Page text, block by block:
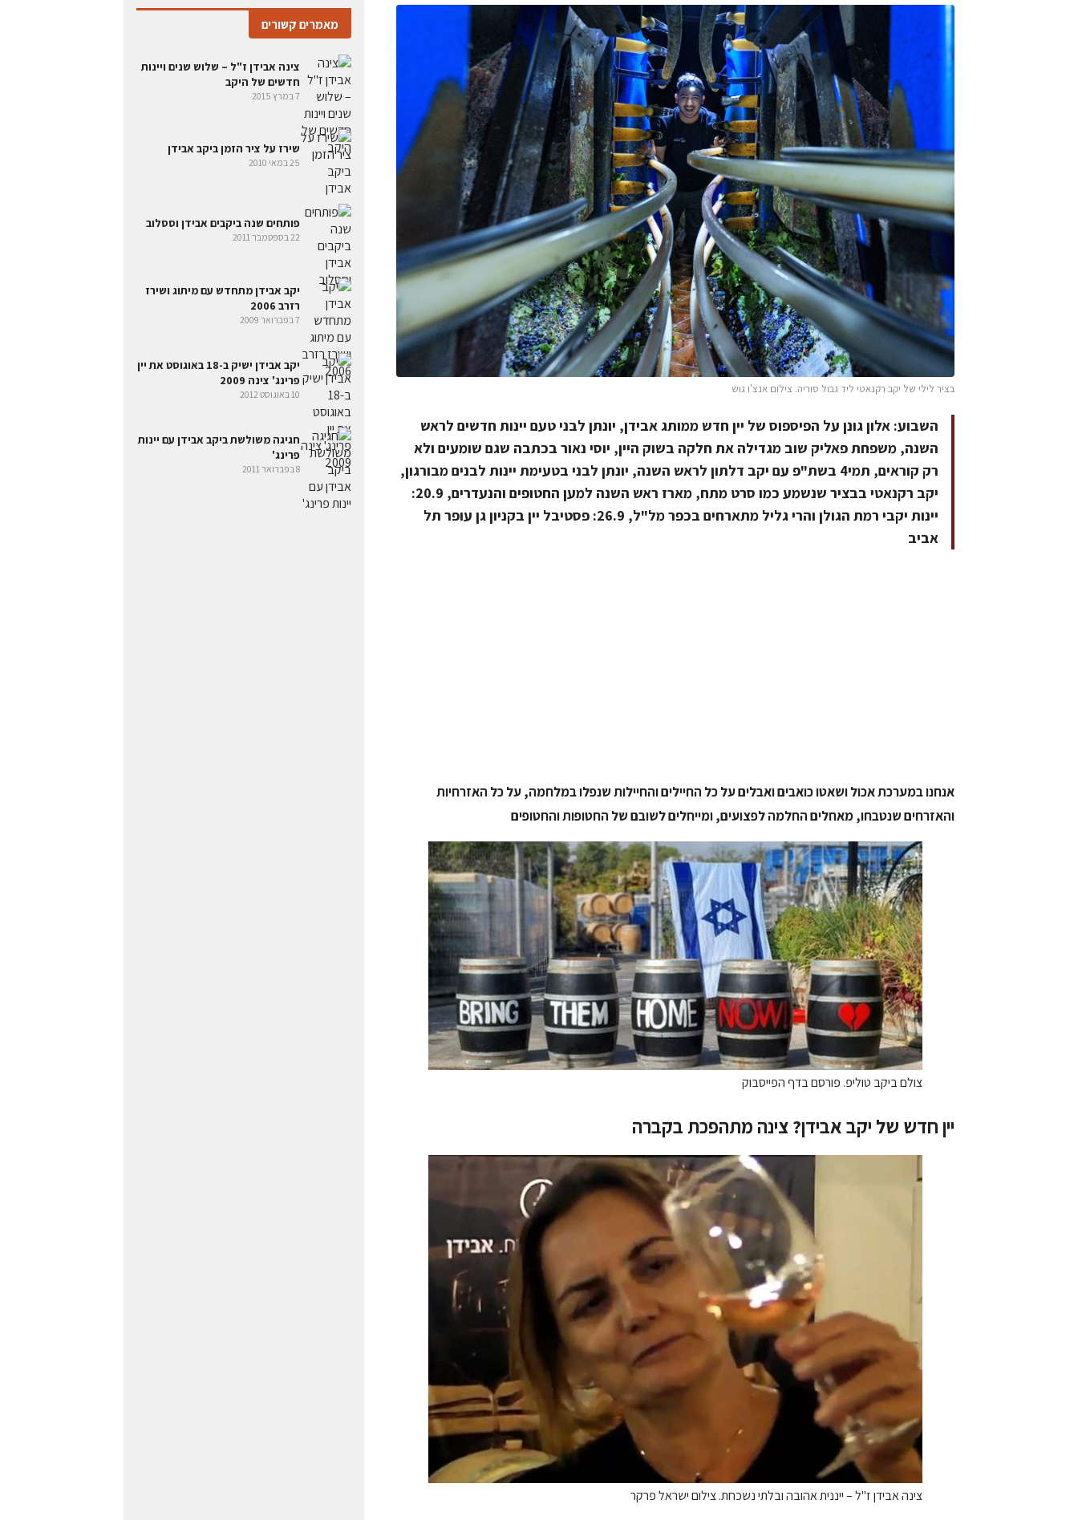
בציר לילי של יקב רקנאטי ליד גבול סוריה. צילום אנצ'ו גוש
השבוע: אלון גונן על הפיספוס של יין חדש ממותג אבידן, יונתן לבני טעם יינות חדשים לראש
השנה, משפחת פאליק שוב מגדילה את חלקה בשוק היין, יוסי נאור בכתבה שגם שומעים ולא
רק קוראים, תמי4 בשת"פ עם יקב דלתון לראש השנה, יונתן לבני בטעימת יינות לבנים מבורגון,
יקב רקנאטי בבציר שנשמע כמו סרט מתח, מארז ראש השנה למען החטופים והנעדרים, 20.9:
יינות יקבי רמת הגולן והרי גליל מתארחים בכפר מל"ל, 26.9: פסטיבל יין בקניון גן עופר תל
אביב
אנחנו במערכת אכול ושאטו כואבים ואבלים על כל החיילים והחיילות שנפלו במלחמה, על כל האזרחיות
והאזרחים שנטבחו, מאחלים החלמה לפצועים, ומייחלים לשובם של החטופות והחטופים
צולם ביקב טוליפ. פורסם בדף הפייסבוק
יין חדש של יקב אבידן? צינה מתהפכת בקברה
צינה אבידן ז"ל – ייננית אהובה ובלתי נשכחת. צילום ישראל פרקר
מאמרים קשורים
צינה אבידן ז"ל – שלוש שנים ויינות
חדשים של היקב
7 במרץ 2015
שירז על ציר הזמן ביקב אבידן
25 במאי 2010
פותחים שנה ביקבים אבידן וססלוב
22 בספטמבר 2011
יקב אבידן מתחדש עם מיתוג ושירז
רזרב 2006
7 בפברואר 2009
יקב אבידן ישיק ב-18 באוגוסט את יין
פרינג' צינה 2009
10 באוגוסט 2012
חגיגה משולשת ביקב אבידן עם יינות
פרינג'
8 בפברואר 2011